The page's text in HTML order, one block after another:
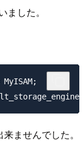
した。
ませんでした。